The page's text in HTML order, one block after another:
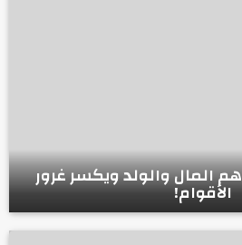
المال والولد ويكسر غرور
الأقوام!